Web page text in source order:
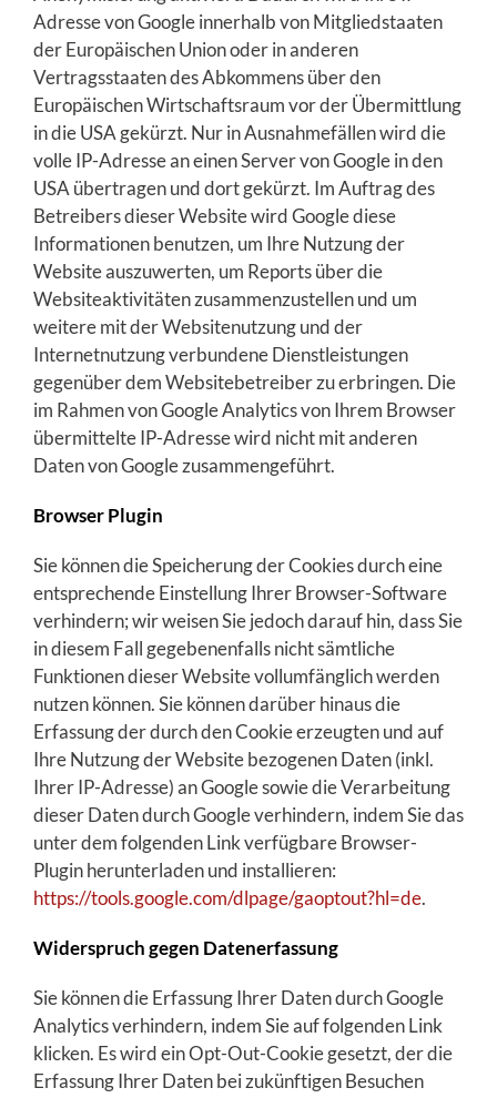
Adresse von Google innerhalb von Mitgliedstaaten
der Europäischen Union oder in anderen
Vertragsstaaten des Abkommens über den
Europäischen Wirtschaftsraum vor der Übermittlung
in die USA gekürzt. Nur in Ausnahmefällen wird die
volle IP-Adresse an einen Server von Google in den
USA übertragen und dort gekürzt. Im Auftrag des
Betreibers dieser Website wird Google diese
Informationen benutzen, um Ihre Nutzung der
Website auszuwerten, um Reports über die
Websiteaktivitäten zusammenzustellen und um
weitere mit der Websitenutzung und der
Internetnutzung verbundene Dienstleistungen
gegenüber dem Websitebetreiber zu erbringen. Die
im Rahmen von Google Analytics von Ihrem Browser
übermittelte IP-Adresse wird nicht mit anderen
Daten von Google zusammengeführt.
Browser Plugin
Sie können die Speicherung der Cookies durch eine
entsprechende Einstellung Ihrer Browser-Software
verhindern; wir weisen Sie jedoch darauf hin, dass Sie
in diesem Fall gegebenenfalls nicht sämtliche
Funktionen dieser Website vollumfänglich werden
nutzen können. Sie können darüber hinaus die
Erfassung der durch den Cookie erzeugten und auf
Ihre Nutzung der Website bezogenen Daten (inkl.
Ihrer IP-Adresse) an Google sowie die Verarbeitung
dieser Daten durch Google verhindern, indem Sie das
unter dem folgenden Link verfügbare Browser-
Plugin herunterladen und installieren:
https://tools.google.com/dlpage/gaoptout?hl=de.
Widerspruch gegen Datenerfassung
Sie können die Erfassung Ihrer Daten durch Google
Analytics verhindern, indem Sie auf folgenden Link
klicken. Es wird ein Opt-Out-Cookie gesetzt, der die
Erfassung Ihrer Daten bei zukünftigen Besuchen